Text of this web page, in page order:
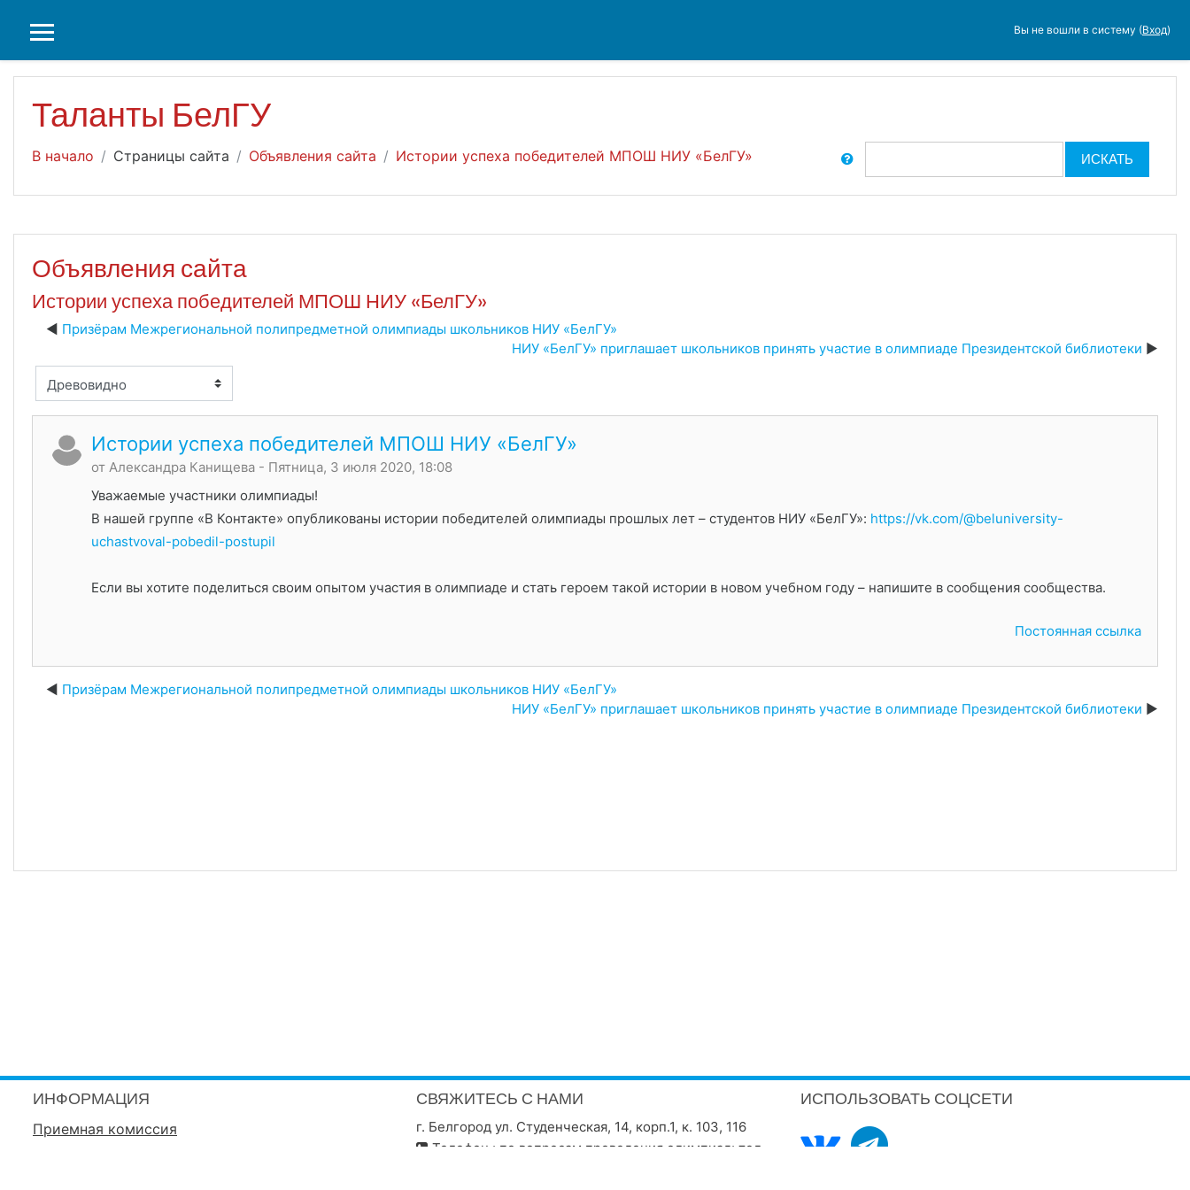
Перейти к основному содержанию
БОКОВАЯ ПАНЕЛЬ
Вы не вошли в систему (Вход)
Таланты БелГУ
В начало Страницы сайта Объявления сайта Истории успеха победителей МПОШ НИУ «БелГУ»
Поиск по форумам
ИСКАТЬ
Объявления сайта
Истории успеха победителей МПОШ НИУ «БелГУ»
Призёрам Межрегиональной полипредметной олимпиады школьников НИУ «БелГУ»
НИУ «БелГУ» приглашает школьников принять участие в олимпиаде Президентской библиотеки
отображения
Истории успеха победителей МПОШ НИУ «БелГУ»
от Александра Канищева - Пятница, 3 июля 2020, 18:08
Уважаемые участники олимпиады!
В нашей группе «В Контакте» опубликованы истории победителей олимпиады прошлых лет – студентов НИУ «БелГУ»: https://vk.com/@beluniversity-
uchastvoval-pobedil-postupil
Если вы хотите поделиться своим опытом участия в олимпиаде и стать героем такой истории в новом учебном году – напишите в сообщения сообщества.
Постоянная ссылка
Призёрам Межрегиональной полипредметной олимпиады школьников НИУ «БелГУ»
НИУ «БелГУ» приглашает школьников принять участие в олимпиаде Президентской библиотеки
ИНФОРМАЦИЯ
Приемная комиссия
СВЯЖИТЕСЬ С НАМИ
г. Белгород ул. Студенческая, 14, корп.1, к. 103, 116
Телефон : по вопросам проведения олимпиад: тел.
ИСПОЛЬЗОВАТЬ СОЦСЕТИ